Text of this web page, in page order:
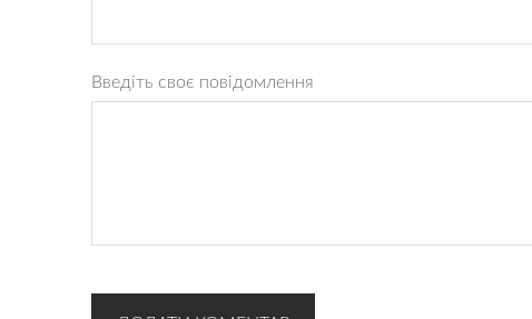
Введіть своє повідомлення